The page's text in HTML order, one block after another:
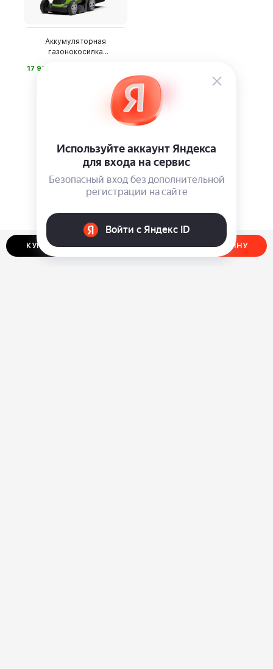
КУПИТЬ В ОДИН КЛИК ДОБАВИТЬ В КОРЗИНУ
Аккумуляторная
газонокосилка
17 990